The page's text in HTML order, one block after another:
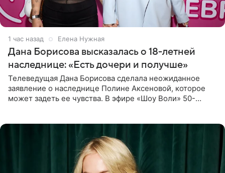
1 час назад Елена Нужная
Дана Борисова высказалась о 18-летней
наследнице: «Есть дочери и получше»
Телеведущая Дана Борисова сделала неожиданное
заявление о наследнице Полине Аксеновой, которое
может задеть ее чувства. В эфире «Шоу Воли» 50-